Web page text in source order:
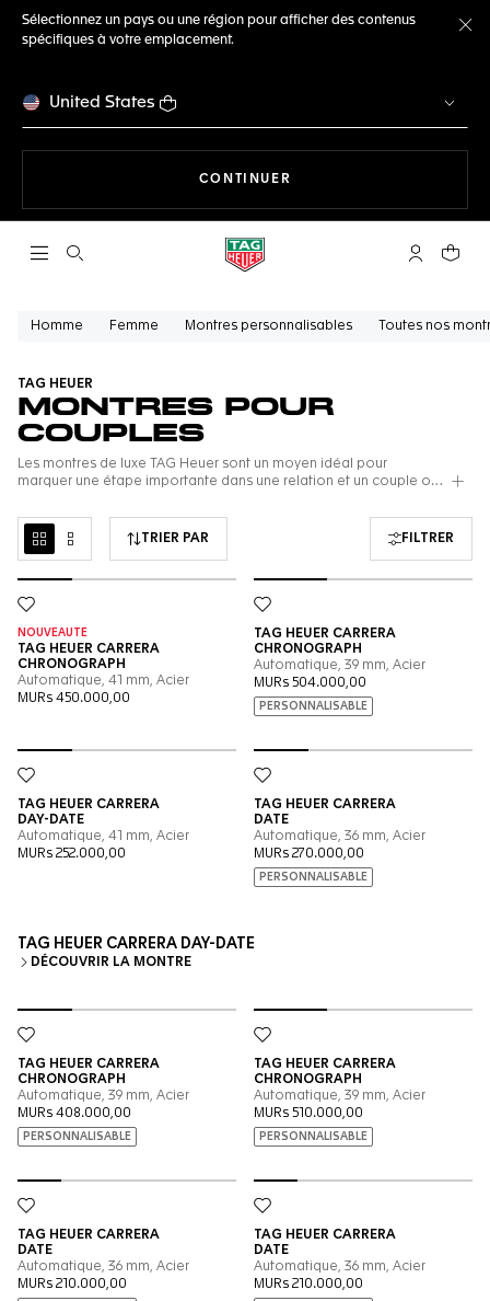
Sélectionnez un pays ou une région pour afficher des contenus
spécifiques à votre emplacement.
United States
CONTINUER
Ouvrir la barre de recherche Compte My
Votre